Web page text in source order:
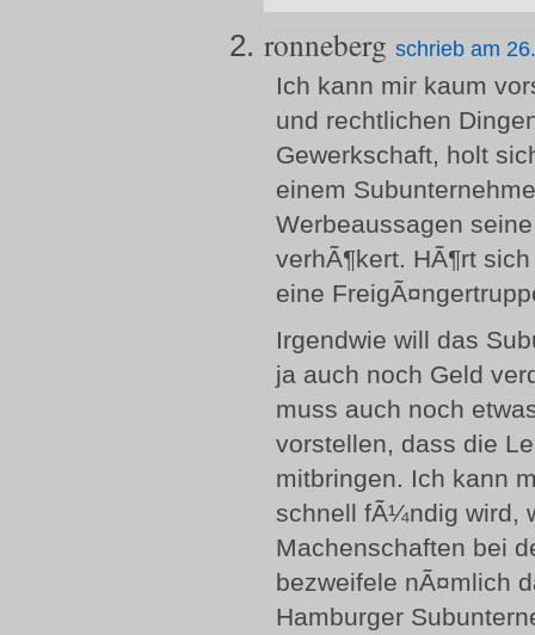
ronneberg schrieb am
Ich kann mir kaum
und rechtlichen
Gewerkschaft, holt
einem
Werbeaussagen
verhÃ¶kert. HÃ¶rt
eine
Irgendwie will das
ja auch noch Geld
muss auch noch
vorstellen, dass die
mitbringen. Ich kann
schnell fÃ¼ndig wird,
Machenschaften bei
bezweifele nÃ¤mlich
Hamburger